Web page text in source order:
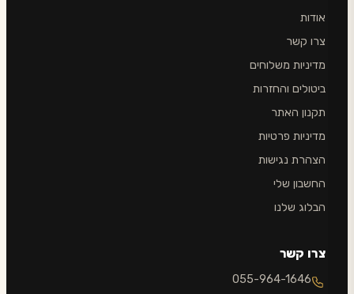
אודות
צרו קשר
מדיניות משלוחים
ביטולים והחזרות
תקנון האתר
מדיניות פרטיות
הצהרת נגישות
החשבון שלי
הבלוג שלנו
צרו קשר
055-964-1646